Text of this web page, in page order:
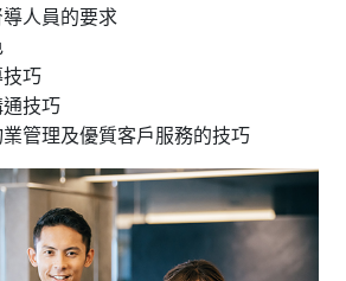
人員的要求
巧
技巧
管理及優質客戶服務的技巧